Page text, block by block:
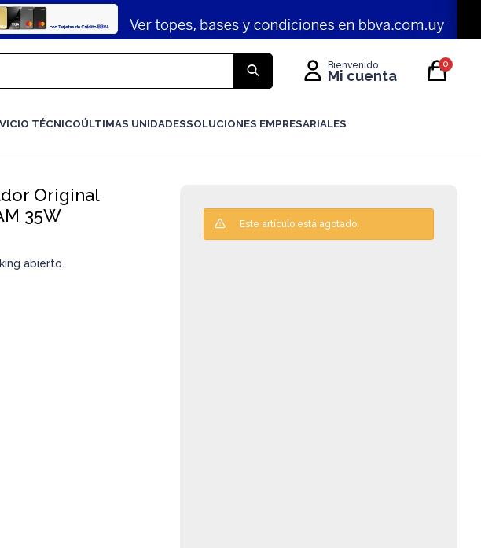
TÉCNICOÚLTIMAS UNIDADESSOLUCIONES EMPRESARIALES
0
Original
35W
abierto.
Este artículo está agotado.